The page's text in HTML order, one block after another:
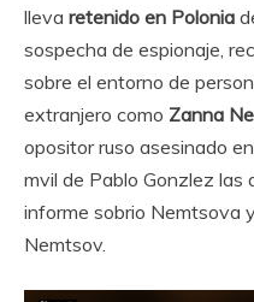
lleva retenido en Polonia
sospecha de espionaje,
sobre el entorno de
extranjero como Zanna
opositor ruso asesinado
mvil de Pablo Gonzlez las
informe sobrio Nemtsova
Nemtsov.